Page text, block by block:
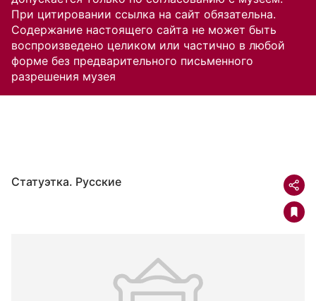
При цитировании ссылка на сайт обязательна.
Содержание настоящего сайта не может быть
воспроизведено целиком или частично в любой
форме без предварительного письменного
разрешения музея
Статуэтка. Русские